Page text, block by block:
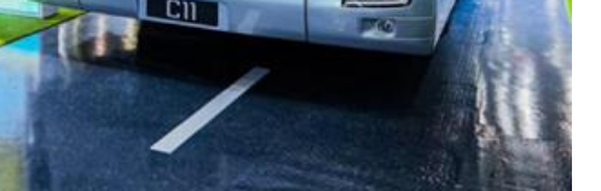
LIFESTYLE
LIFESTYLE
LIFESTYLE